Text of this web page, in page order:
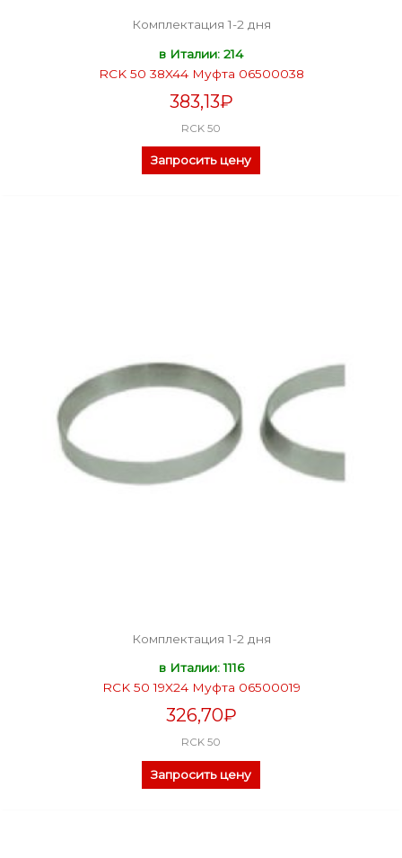
Комплектация 1-2 дня
в Италии: 214
RCK 50 38X44 Муфта 06500038
383,13₽
RCK 50
Запросить цену
Комплектация 1-2 дня
в Италии: 1116
RCK 50 19X24 Муфта 06500019
326,70₽
RCK 50
Запросить цену